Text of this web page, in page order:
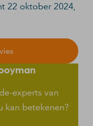
22 oktober 2024,
experts van
kan betekenen?